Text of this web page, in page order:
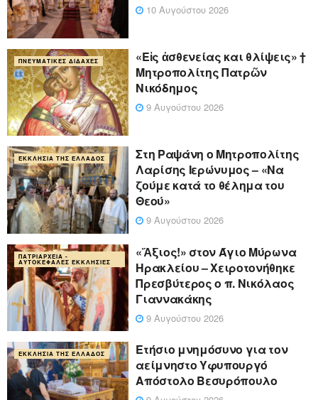
10 Αυγούστου 2026
ΠΝΕΥΜΑΤΙΚΈΣ ΔΙΔΑΧΈΣ
«Eἰς ἀσθενείας και θλίψεις» †
Μητροπολίτης Πατρῶν
Νικόδημος
9 Αυγούστου 2026
ΕΚΚΛΗΣΊΑ ΤΗΣ ΕΛΛΆΔΟΣ
Στη Ραψάνη ο Μητροπολίτης
Λαρίσης Ιερώνυμος – «Να
ζούμε κατά το θέλημα του
Θεού»
9 Αυγούστου 2026
ΠΑΤΡΙΑΡΧΕΊΑ -
ΑΥΤΟΚΈΦΑΛΕΣ ΕΚΚΛΗΣΊΕΣ
«Ἄξιος!» στον Άγιο Μύρωνα
Ηρακλείου – Χειροτονήθηκε
Πρεσβύτερος ο π. Νικόλαος
Γιαννακάκης
9 Αυγούστου 2026
ΕΚΚΛΗΣΊΑ ΤΗΣ ΕΛΛΆΔΟΣ
Ετήσιο μνημόσυνο για τον
αείμνηστο Υφυπουργό
Απόστολο Βεσυρόπουλο